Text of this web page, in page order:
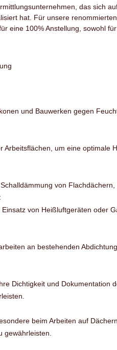
das sich
hat. Für unsere
eine 100% Anstellung, sowohl
und Bauwerken gegen
Arbeitsflächen, um eine optimale
von Flachdächern,
von Heißluftgeräten oder
an bestehenden
Dichtigkeit und Dokumentation
beim Arbeiten auf
gewährleisten.